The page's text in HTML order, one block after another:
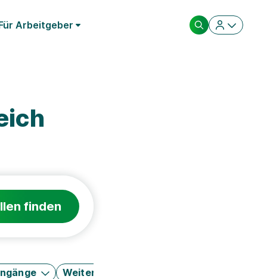
Arbeitgeber
finden
Weitere Filter